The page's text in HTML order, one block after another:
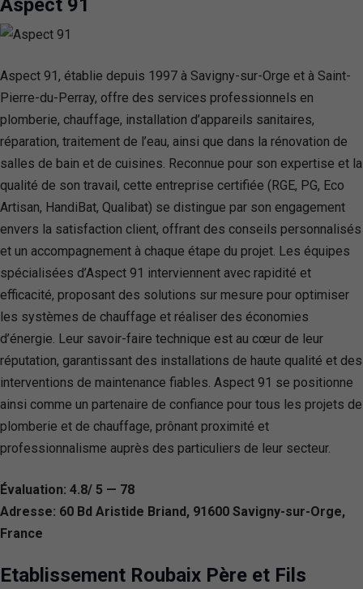
Aspect 91
Aspect 91, établie depuis 1997 à Savigny-sur-Orge et à Saint-
Pierre-du-Perray, offre des services professionnels en
plomberie, chauffage, installation d’appareils sanitaires,
réparation, traitement de l’eau, ainsi que dans la rénovation de
salles de bain et de cuisines. Reconnue pour son expertise et la
qualité de son travail, cette entreprise certifiée (RGE, PG, Eco
Artisan, HandiBat, Qualibat) se distingue par son engagement
envers la satisfaction client, offrant des conseils personnalisés
et un accompagnement à chaque étape du projet. Les équipes
spécialisées d’Aspect 91 interviennent avec rapidité et
efficacité, proposant des solutions sur mesure pour optimiser
les systèmes de chauffage et réaliser des économies
d’énergie. Leur savoir-faire technique est au cœur de leur
réputation, garantissant des installations de haute qualité et des
interventions de maintenance fiables. Aspect 91 se positionne
ainsi comme un partenaire de confiance pour tous les projets de
plomberie et de chauffage, prônant proximité et
professionnalisme auprès des particuliers de leur secteur.
Évaluation: 4.8/ 5 — 78
Adresse: 60 Bd Aristide Briand, 91600 Savigny-sur-Orge,
France
Etablissement Roubaix Père et Fils